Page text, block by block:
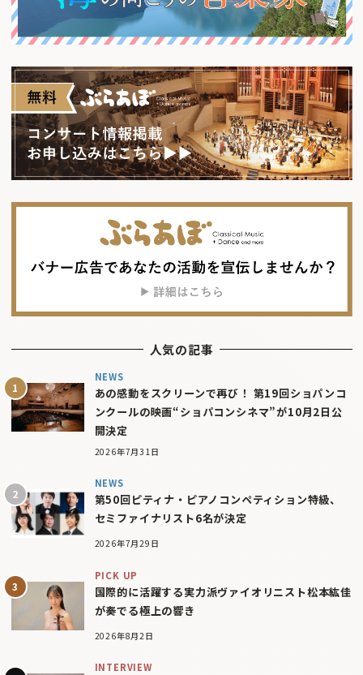
人気の記事
NEWS
あの感動をスクリーンで再び！ 第19回ショパンコ
ンクールの映画“ショパコンシネマ”が10月2日公
開決定
2026年7月31日
NEWS
第50回ピティナ・ピアノコンペティション特級、
セミファイナリスト6名が決定
2026年7月29日
PICK UP
国際的に活躍する実力派ヴァイオリニスト松本紘佳
が奏でる極上の響き
2026年8月2日
INTERVIEW